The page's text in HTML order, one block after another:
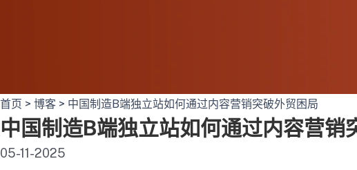
首页 > 博客 > 中国制造B端独立站如何通过内容营销突破外贸困局
中国制造B端独立站如何通过内容营销
05-11-2025